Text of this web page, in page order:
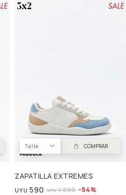
Talle COMPRAR
ZAPATILLA EXTREMES
UYU 590 UYU 1.290 54